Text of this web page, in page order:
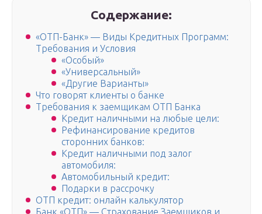
Содержание:
«ОТП-Банк» — Виды Кредитных Программ:
Требования и Условия
«Особый»
«Универсальный»
«Другие Варианты»
Что говорят клиенты о банке
Требования к заемщикам ОТП Банка
Кредит наличными на любые цели:
Рефинансирование кредитов
сторонних банков:
Кредит наличными под залог
автомобиля:
Автомобильный кредит:
Подарки в рассрочку
ОТП кредит: онлайн калькулятор
Банк «ОТП» — Страхование Заемщиков и